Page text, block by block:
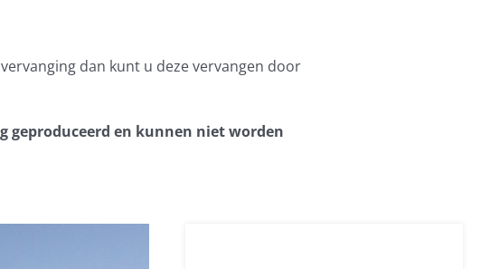
dan kunt u deze vervangen door
geproduceerd en kunnen niet worden